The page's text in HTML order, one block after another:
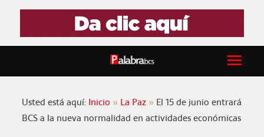
Usted está aquí: Inicio La Paz
El 15 de junio entrará
BCS a la nueva normalidad en actividades económicas